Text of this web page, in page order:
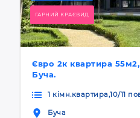
ГАРНИЙ КРАЄВИД
Євро 2к квартира
Буча.
1 кімн.квартира,10/11
Буча